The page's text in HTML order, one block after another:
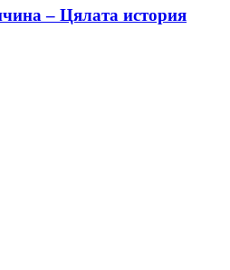
– Цялата история